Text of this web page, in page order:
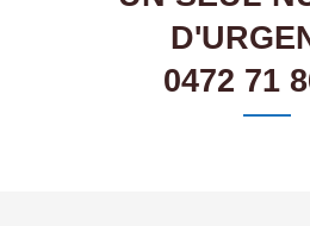
0472 71